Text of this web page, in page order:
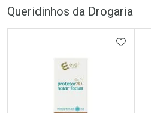
Queridinhos da Drogaria